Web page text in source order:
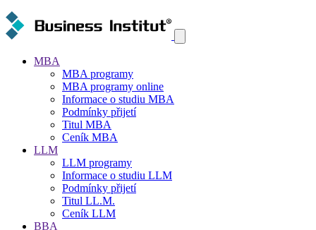
MBA
MBA programy
MBA programy online
Informace o studiu MBA
Podmínky přijetí
Titul MBA
Ceník MBA
LLM
LLM programy
Informace o studiu LLM
Podmínky přijetí
Titul LL.M.
Ceník LLM
BBA